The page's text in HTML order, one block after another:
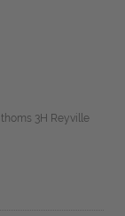
3H Reyville